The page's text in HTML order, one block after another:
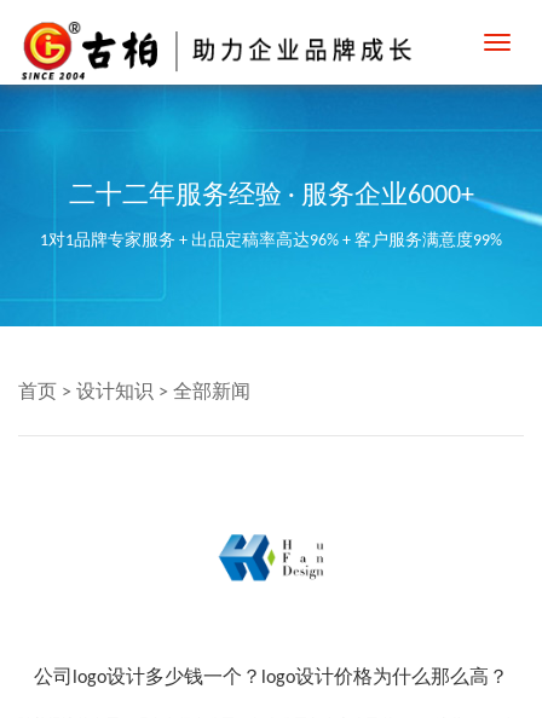
二十二年服务经验 · 服务企业6000+
1对1品牌专家服务 + 出品定稿率高达96% + 客户服务满意度99%
首页 > 设计知识 > 全部新闻
公司logo设计多少钱一个？logo设计价格为什么那么高？